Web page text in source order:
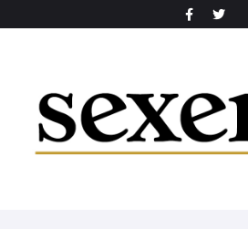
SEARCH THIS WEBSITE